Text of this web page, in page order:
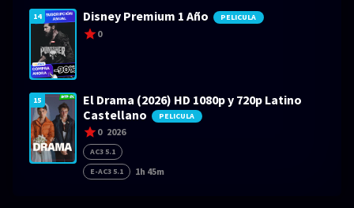
14 Disney Premium 1 Año PELICULA
0
15
El Drama (2026) HD 1080p y 720p Latino
Castellano
PELICULA
0 2026
AC3 5.1
E-AC3 5.1
1h 45m